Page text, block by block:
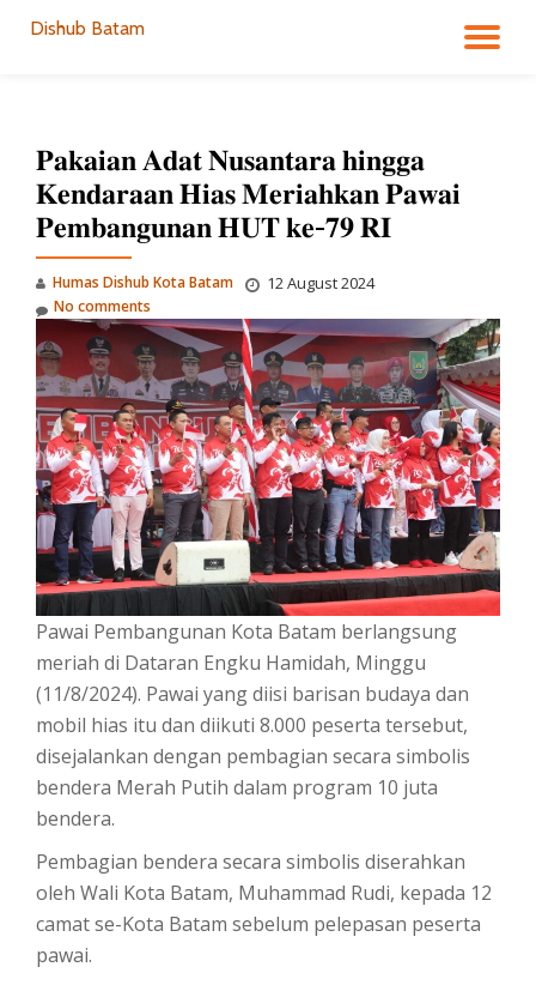
Dishub Batam
𝐏𝐚𝐤𝐚𝐢𝐚𝐧 𝐀𝐝𝐚𝐭 𝐍𝐮𝐬𝐚𝐧𝐭𝐚𝐫𝐚 𝐡𝐢𝐧𝐠𝐠𝐚
𝐊𝐞𝐧𝐝𝐚𝐫𝐚𝐚𝐧 𝐇𝐢𝐚𝐬 𝐌𝐞𝐫𝐢𝐚𝐡𝐤𝐚𝐧 𝐏𝐚𝐰𝐚𝐢
𝐏𝐞𝐦𝐛𝐚𝐧𝐠𝐮𝐧𝐚𝐧 𝐇𝐔𝐓 𝐤𝐞-𝟕𝟗 𝐑𝐈
Humas Dishub Kota Batam 12 August 2024
No comments
Pawai Pembangunan Kota Batam berlangsung
meriah di Dataran Engku Hamidah, Minggu
(11/8/2024). Pawai yang diisi barisan budaya dan
mobil hias itu dan diikuti 8.000 peserta tersebut,
disejalankan dengan pembagian secara simbolis
bendera Merah Putih dalam program 10 juta
bendera.
Pembagian bendera secara simbolis diserahkan
oleh Wali Kota Batam, Muhammad Rudi, kepada 12
camat se-Kota Batam sebelum pelepasan peserta
pawai.